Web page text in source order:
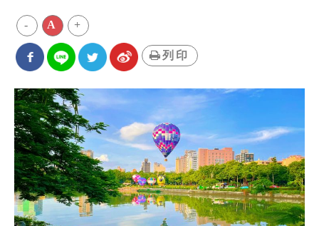
- A +
列印